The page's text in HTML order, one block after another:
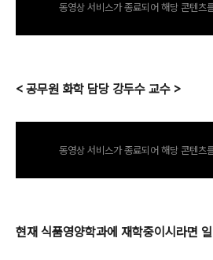
동영상 서비스가 종료되어 해당 콘텐츠
< 공무원 화학 담당 강두수 교수 >
동영상 서비스가 종료되어 해당 콘텐츠
현재 식품영양학과에 재학중이시라면